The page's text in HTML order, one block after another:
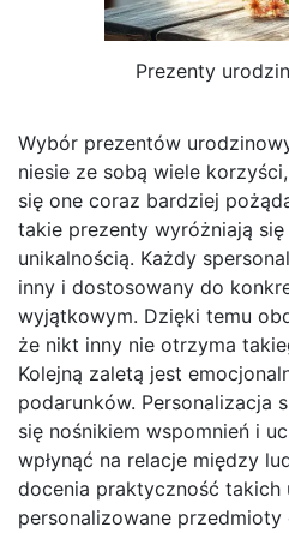
Prezenty
Wybór prezentów
niesie ze sobą wiele
się one coraz bardziej
takie prezenty wyróżniają
unikalnością. Każdy
inny i dostosowany do
wyjątkowym. Dzięki temu
że nikt inny nie otrzyma
Kolejną zaletą jest
podarunków. Personalizacja
się nośnikiem wspomnień i
wpłynąć na relacje między
docenia praktyczność takich
personalizowane